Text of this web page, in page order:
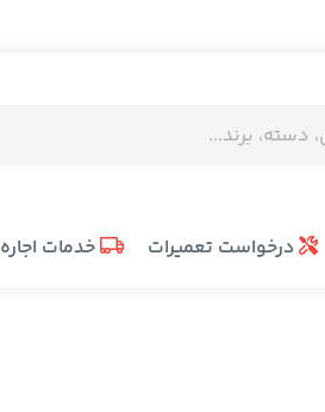
درخواست تعمیرات خدمات اجاره